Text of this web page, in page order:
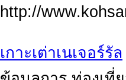
http://
เกาะเต่าเนเจอร์รัล